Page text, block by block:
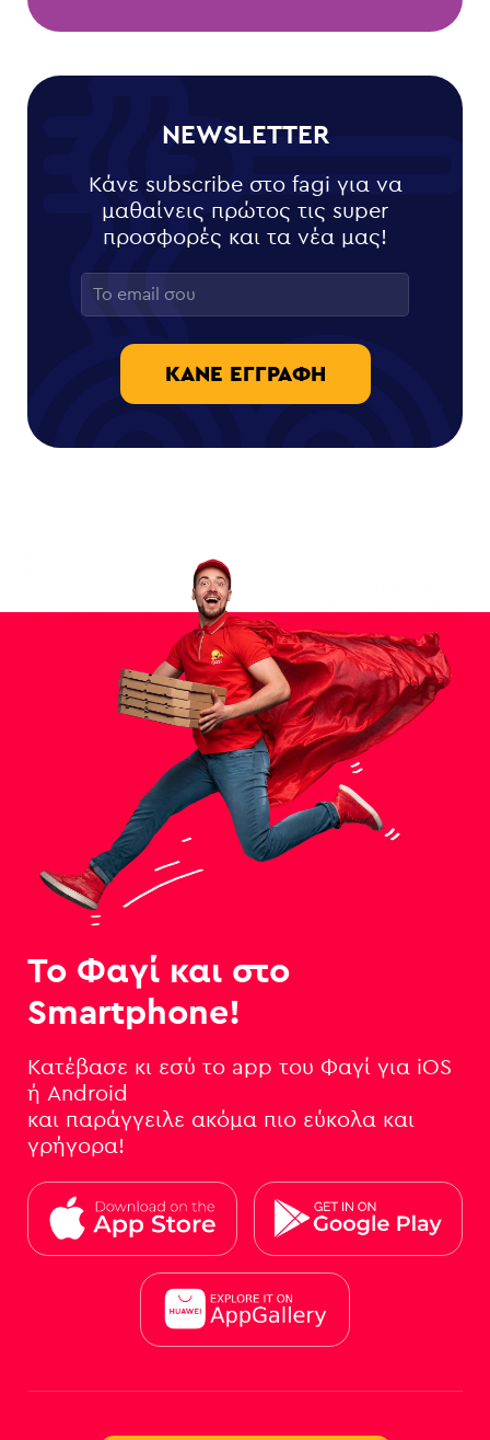
NEWSLETTER
Κάνε subscribe στο fagi για να
μαθαίνεις πρώτος τις super
προσφορές και τα νέα μας!
ΚΆΝΕ ΕΓΓΡΑΦΉ
Το Φαγί και στο
Smartphone!
Κατέβασε κι εσύ το app του Φαγί για iOS
ή Android
και παράγγειλε ακόμα πιο εύκολα και
γρήγορα!